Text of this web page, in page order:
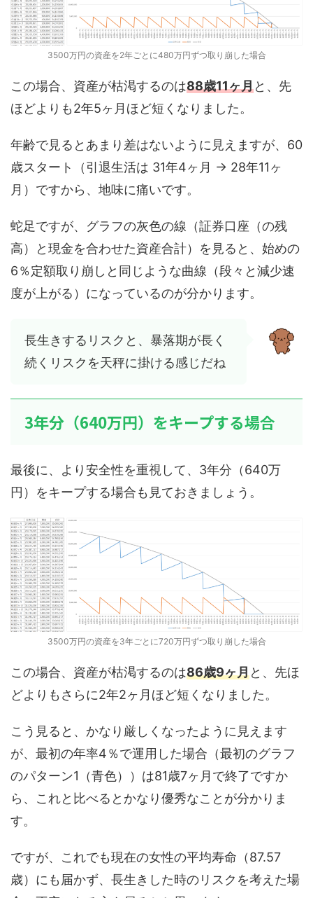
3500万円の資産を2年ごとに480万円ずつ取り崩した場合
この場合、資産が枯渇するのは88歳11ヶ月と、先
ほどよりも2年5ヶ月ほど短くなりました。
年齢で見るとあまり差はないように見えますが、60
歳スタート（引退生活は 31年4ヶ月 → 28年11ヶ
月）ですから、地味に痛いです。
蛇足ですが、グラフの灰色の線（証券口座（の残
高）と現金を合わせた資産合計）を見ると、始めの
6％定額取り崩しと同じような曲線（段々と減少速
度が上がる）になっているのが分かります。
長生きするリスクと、暴落期が長く
続くリスクを天秤に掛ける感じだね
3年分（640万円）をキープする場合
最後に、より安全性を重視して、3年分（640万
円）をキープする場合も見ておきましょう。
3500万円の資産を3年ごとに720万円ずつ取り崩した場合
この場合、資産が枯渇するのは86歳9ヶ月と、先ほ
どよりもさらに2年2ヶ月ほど短くなりました。
こう見ると、かなり厳しくなったように見えます
が、最初の年率4％で運用した場合（最初のグラフ
のパターン1（青色））は81歳7ヶ月で終了ですか
ら、これと比べるとかなり優秀なことが分かりま
す。
ですが、これでも現在の女性の平均寿命（87.57
歳）にも届かず、長生きした時のリスクを考えた場